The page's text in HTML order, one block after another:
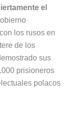
el
los rusos en
de los
sus
prisioneros
polacos